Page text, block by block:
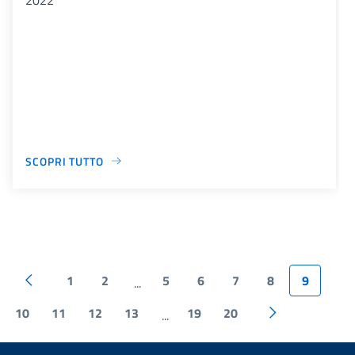
SCOPRI TUTTO
1 2 ... 5 6 7 8
9
10
11 12 13 ... 19 20